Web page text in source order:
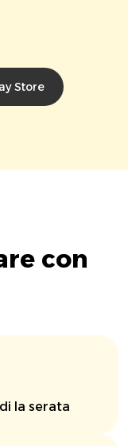
Store
con
la serata